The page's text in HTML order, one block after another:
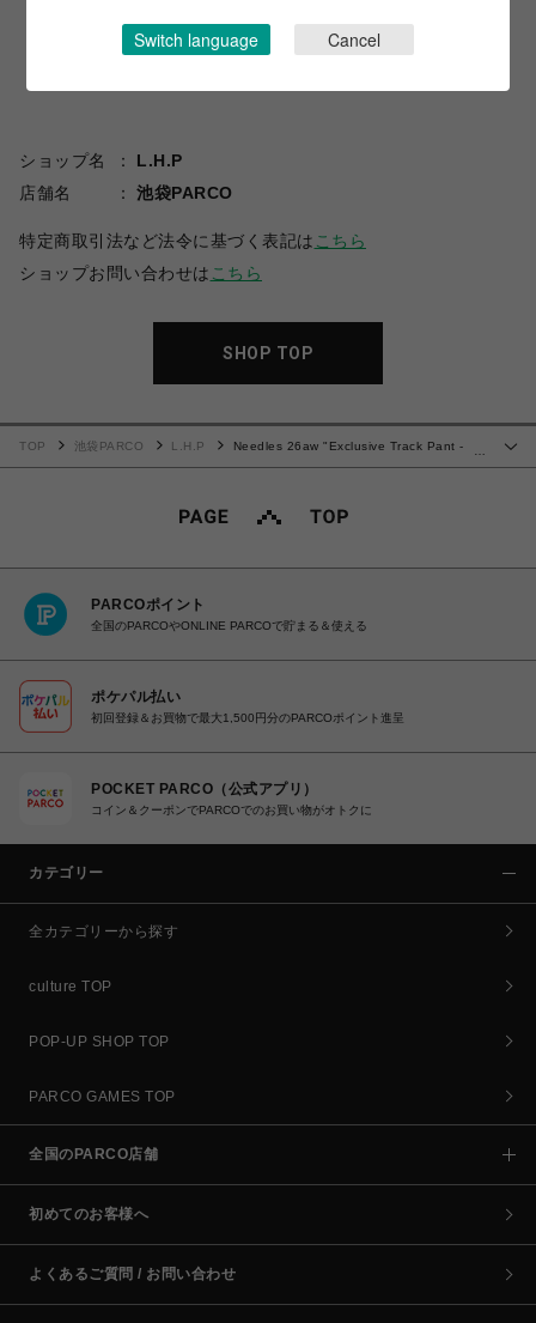
ショップ名
L.H.P
店舗名
池袋PARCO
特定商取引法など法令に基づく表記は こちら
ショップお問い合わせは こちら
SHOP TOP
…
TOP 池袋PARCO L.H.P
Needles 26aw "Exclusive Track Pant -
PARCOポイント
全国のPARCOやONLINE PARCOで貯まる＆使える
ポケパル払い
初回登録＆お買物で最大1,500円分のPARCOポイント進呈
POCKET PARCO（公式アプリ）
コイン＆クーポンでPARCOでのお買い物がオトクに
カテゴリー
全カテゴリーから探す
culture TOP
POP-UP SHOP TOP
PARCO GAMES TOP
全国のPARCO店舗
初めてのお客様へ
よくあるご質問 / お問い合わせ
Switch language Cancel